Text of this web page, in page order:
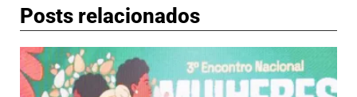
Posts relacionados